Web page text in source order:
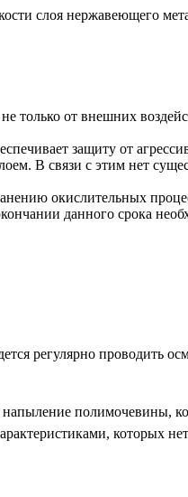
слоя нержавеющего
только от внешних
защиту от
В связи с этим нет
окислительных
данного срока
регулярно проводить
полимочевины,
которых